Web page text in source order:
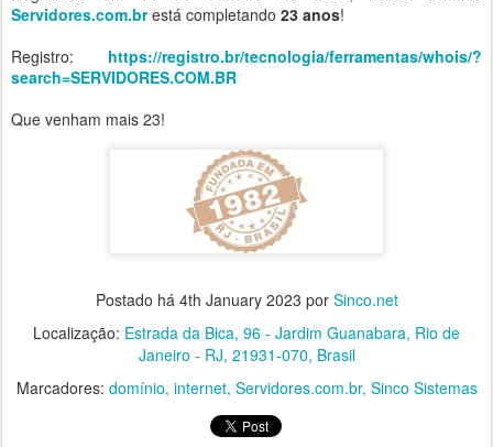
Servidores.com.brestá completando 23 anos!
Registro: https://registro.br/tecnologia/ferramentas/whois/?
search=SERVIDORES.COM.BR
Que venham mais 23!
Postado há 4th January 2023 por Sinco.net
Localização: Estrada da Bica, 96 - Jardim Guanabara, Rio de
Janeiro - RJ, 21931-070, Brasil
Marcadores: domínio internet Servidores.com.br Sinco Sistemas